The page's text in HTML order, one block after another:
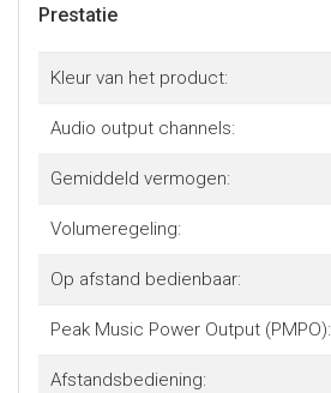
Prestatie
Kleur van het product:
Audio output channels:
Gemiddeld vermogen:
Volumeregeling:
Op afstand bedienbaar:
Peak Music Power Output (PMPO):
Afstandsbediening: